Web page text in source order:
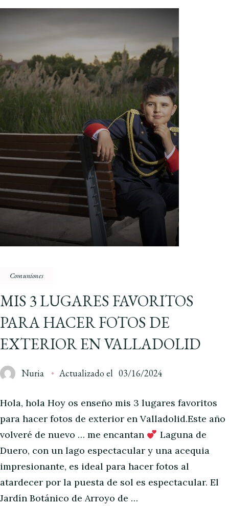
Comuniones
MIS 3 LUGARES FAVORITOS
PARA HACER FOTOS DE
EXTERIOR EN VALLADOLID
Nuria Actualizado el 03/16/2024
Hola, hola Hoy os enseño mis 3 lugares favoritos
para hacer fotos de exterior en Valladolid.Este año
volveré de nuevo … me encantan
Laguna de
Duero, con un lago espectacular y una acequia
impresionante, es ideal para hacer fotos al
atardecer por la puesta de sol es espectacular. El
Jardín Botánico de Arroyo de …